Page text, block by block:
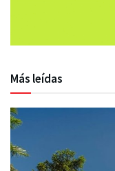
Más leídas